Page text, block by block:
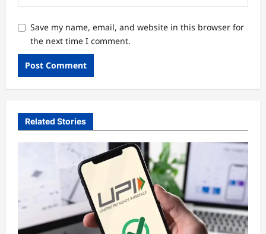
Save my name, email, and website in this browser for
the next time I comment.
Related Stories